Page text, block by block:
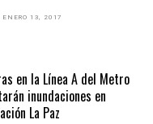
ENERO 13, 2017
en la Línea A del Metro
inundaciones en
La Paz